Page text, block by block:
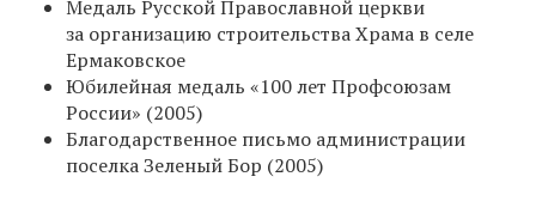
Медаль Русской Православной церкви
за организацию строительства Храма в селе
Ермаковское
Юбилейная медаль «100 лет Профсоюзам
России» (2005)
Благодарственное письмо администрации
поселка Зеленый Бор (2005)